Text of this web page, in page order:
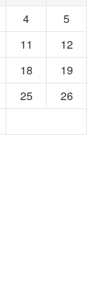
4
5
11
12
18
19
25
26